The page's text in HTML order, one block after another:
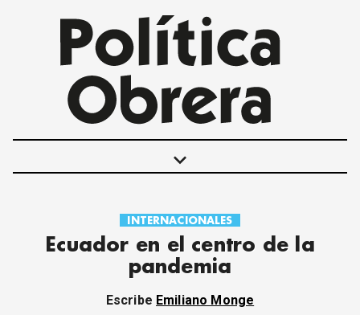
keyboard_arrow_down
POLÍTICAS
INTERNACIONALES
MOVIMIENTO OBRERO
ECONOMÍA
INTERNACIONALES
Ecuador en el centro de la
pandemia
Escribe Emiliano Monge